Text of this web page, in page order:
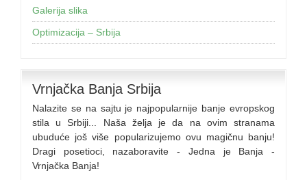
Galerija slika
Optimizacija – Srbija
Vrnjačka Banja Srbija
Nalazite se na sajtu je najpopularnije banje evropskog
stila u Srbiji... Naša želja je da na ovim stranama
ubuduće još više popularizujemo ovu magičnu banju!
Dragi posetioci, nazaboravite - Jedna je Banja -
Vrnjačka Banja!